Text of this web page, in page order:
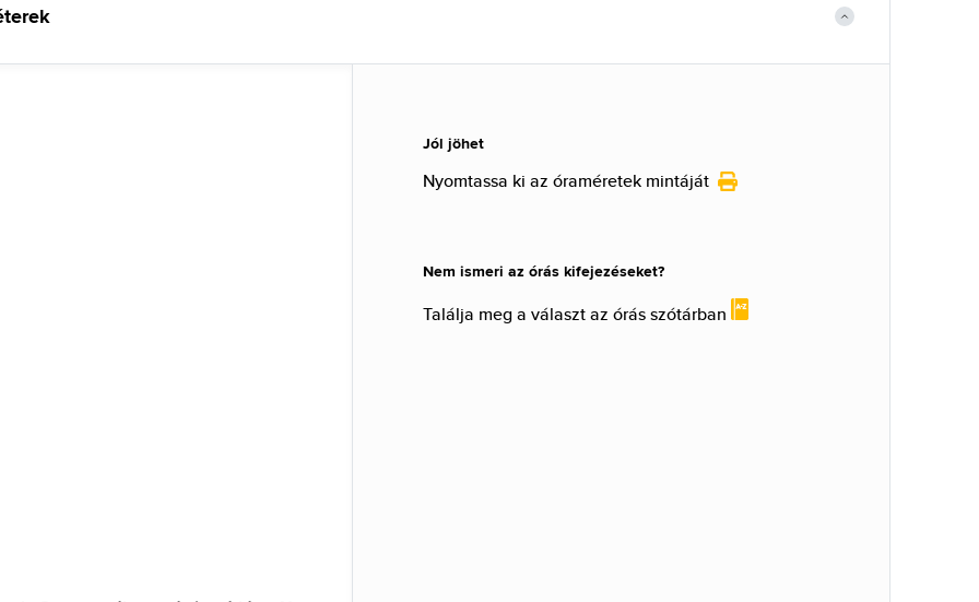
Jól jöhet
Nyomtassa ki az óraméretek mintáját
Nem ismeri az órás kifejezéseket?
Találja meg a választ az órás szótárban